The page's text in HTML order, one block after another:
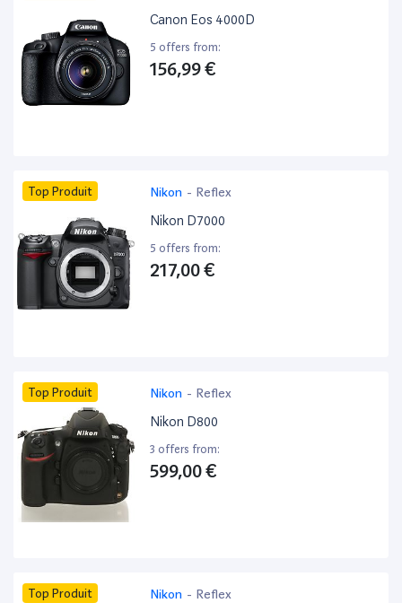
Canon Eos 4000D
5 offers from:
156,99 €
Top Produit Nikon - Reflex
Nikon D7000
5 offers from:
217,00 €
Top Produit Nikon - Reflex
Nikon D800
3 offers from:
599,00 €
Top Produit Nikon - Reflex